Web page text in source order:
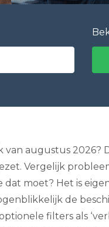
augustus 2026?
Vergelijk
moet? Het is
de
filters als